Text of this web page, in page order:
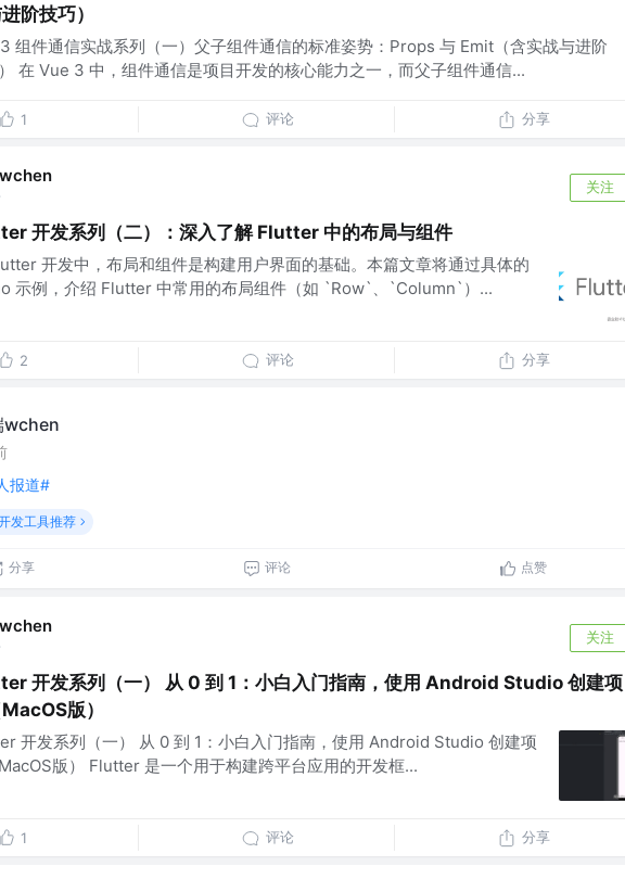
阶技巧）
组件通信实战系列（一）父子组件通信的标准姿势：Props 与 Emit（含实战与进阶
在 Vue 3 中，组件通信是项目开发的核心能力之一，而父子组件通信...
1 评论 分享
关注
开发系列（二）：深入了解 Flutter 中的布局与组件
开发中，布局和组件是构建用户界面的基础。本篇文章将通过具体的
示例，介绍 Flutter 中常用的布局组件（如 `Row`、`Column`）...
2 评论 分享
wchen
报道#
发工具推荐
分享 评论 点赞
关注
开发系列（一） 从 0 到 1：小白入门指南，使用 Android Studio 创建项
版）
开发系列（一） 从 0 到 1：小白入门指南，使用 Android Studio 创建项
版） Flutter 是一个用于构建跨平台应用的开发框...
1 评论 分享